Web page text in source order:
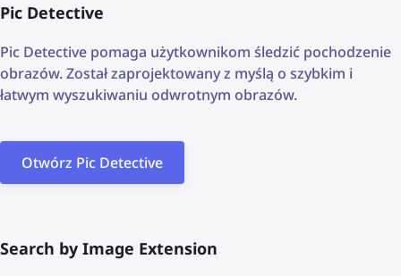
Pic Detective
Pic Detective pomaga użytkownikom śledzić pochodzenie
obrazów. Został zaprojektowany z myślą o szybkim i
łatwym wyszukiwaniu odwrotnym obrazów.
Otwórz Pic Detective
Search by Image Extension